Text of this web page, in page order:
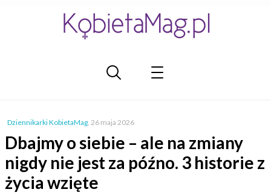
Dziennikarki KobietaMag, 26 maja 2026
Dbajmy o siebie – ale na zmiany
nigdy nie jest za późno. 3 historie z
życia wzięte